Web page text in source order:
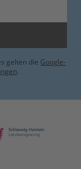
gelten die Google-
.